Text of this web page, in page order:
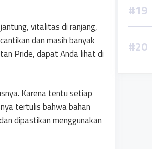
vitalitas di ranjang,
dan masih banyak
Pride, dapat Anda lihat di
Karena tentu setiap
tertulis bahwa bahan
dipastikan menggunakan